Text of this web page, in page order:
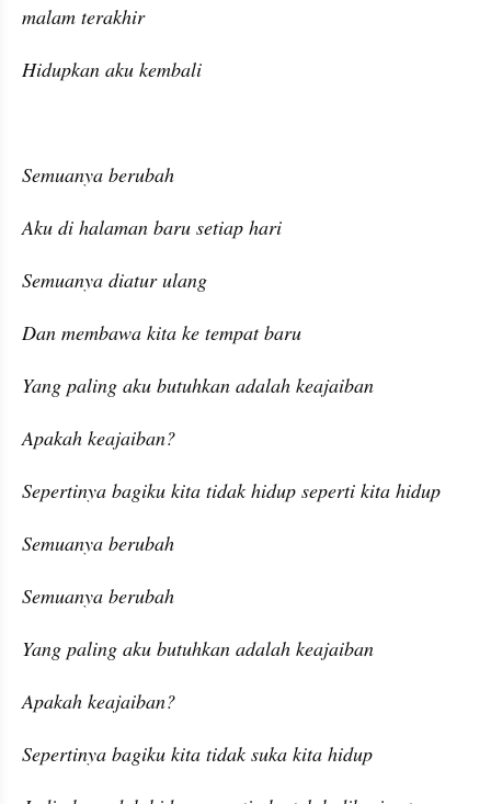
malam terakhir
Hidupkan aku kembali
Semuanya berubah
Aku di halaman baru setiap hari
Semuanya diatur ulang
Dan membawa kita ke tempat baru
Yang paling aku butuhkan adalah keajaiban
Apakah keajaiban?
Sepertinya bagiku kita tidak hidup seperti kita hidup
Semuanya berubah
Semuanya berubah
Yang paling aku butuhkan adalah keajaiban
Apakah keajaiban?
Sepertinya bagiku kita tidak suka kita hidup